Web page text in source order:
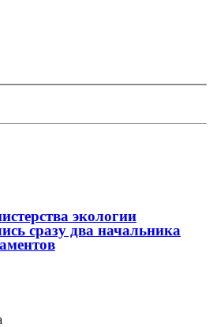
экологии
сразу два начальника